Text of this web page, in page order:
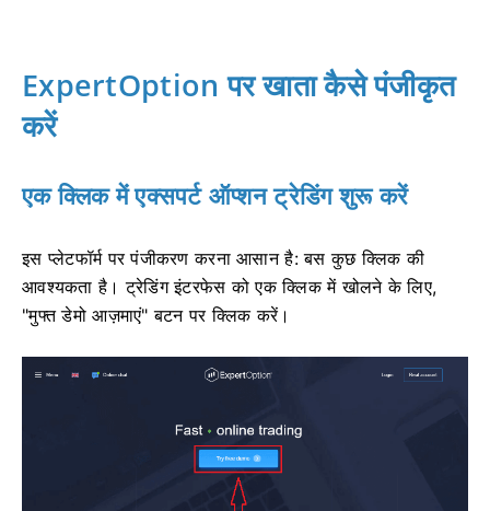
ExpertOption पर खाता कैसे पंजीकृत
करें
एक क्लिक में एक्सपर्ट ऑप्शन ट्रेडिंग शुरू करें
इस प्लेटफॉर्म पर पंजीकरण करना आसान है: बस कुछ क्लिक की
आवश्यकता है। ट्रेडिंग इंटरफेस को एक क्लिक में खोलने के लिए,
"मुफ्त डेमो आज़माएं" बटन पर क्लिक करें।